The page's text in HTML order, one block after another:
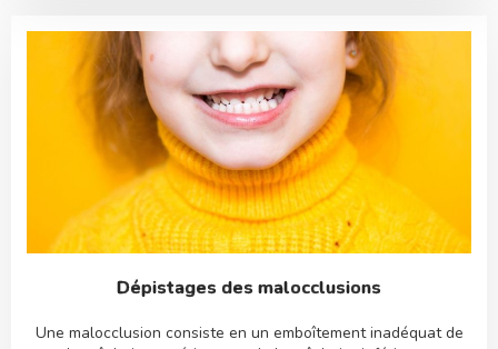
Dépistages des malocclusions
Une malocclusion consiste en un emboîtement inadéquat de